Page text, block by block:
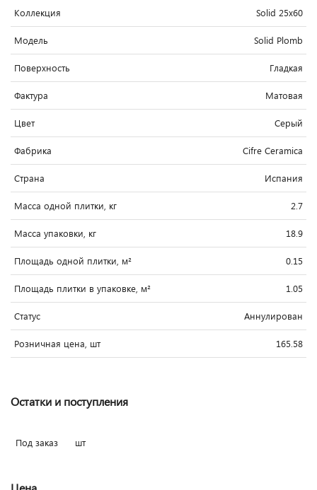
Коллекция Solid 25x60
Модель Solid Plomb
Поверхность Гладкая
Фактура Матовая
Цвет Серый
Фабрика Cifre Ceramica
Страна Испания
Масса одной плитки, кг 2.7
Масса упаковки, кг 18.9
Площадь одной плитки, м² 0.15
Площадь плитки в упаковке, м² 1.05
Статус Аннулирован
Розничная цена, шт 165.58
Остатки и поступления
Под заказ шт